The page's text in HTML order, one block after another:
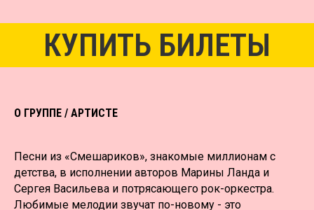
КУПИТЬ БИЛЕТЫ
О ГРУППЕ / АРТИСТЕ
Песни из «Смешариков», знакомые миллионам с
детства, в исполнении авторов Марины Ланда и
Сергея Васильева и потрясающего рок-оркестра.
Любимые мелодии звучат по-новому - это